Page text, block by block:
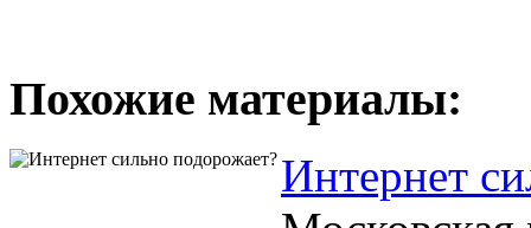
Похожие материалы:
Интернет